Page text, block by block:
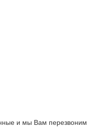
и мы Вам перезвоним